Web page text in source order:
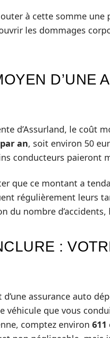
à cette somme une
les dommages
D’UNE
d’Assurland, le coût
an, soit environ 50
conducteurs paieront
que ce montant a
régulièrement leurs
du nombre
:
d’une assurance auto
véhicule que vous
comptez environ